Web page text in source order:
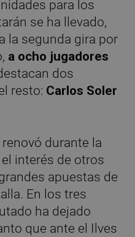
para los
se ha llevado,
la segunda gira por
a ocho jugadores
dos
resto: Carlos Soler
durante la
interés de otros
apuestas de
En los tres
ha dejado
que ante el Ilves